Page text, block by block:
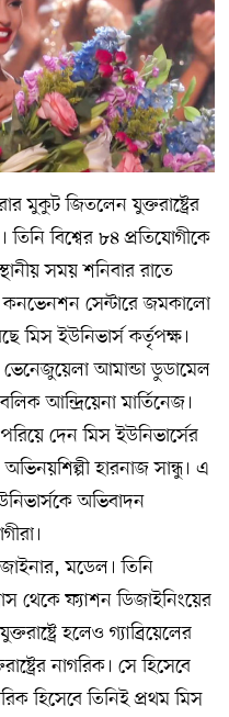
মুকুট জিতলেন যুক্তরাষ্ট্রের
তিনি বিশ্বের ৮৪ প্রতিযোগীকে
সময় শনিবার রাতে
কনভেনশন সেন্টারে জমকালো
মিস ইউনিভার্স কর্তৃপক্ষ।
আমান্ডা ডুডামেল
আন্দ্রিয়েনা মার্তিনেজ।
দেন মিস ইউনিভার্সের
হারনাজ সান্ধু। এ
অভিবাদন
মডেল। তিনি
থেকে ফ্যাশন ডিজাইনিংয়ের
হলেও গ্যাব্রিয়েলের
নাগরিক। সে হিসেবে
হিসেবে তিনিই প্রথম মিস